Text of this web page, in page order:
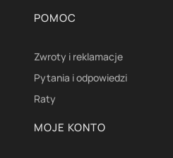
Linki w stopce
POMOC
Zwroty i reklamacje
Pytania i odpowiedzi
Raty
MOJE KONTO